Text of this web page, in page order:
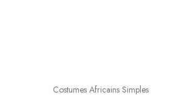
Costumes Africains Simples